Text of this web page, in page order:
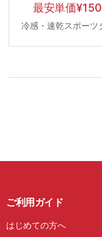
最安単価¥150
冷感・速乾スポーツ
ご利用ガイド
はじめての方へ